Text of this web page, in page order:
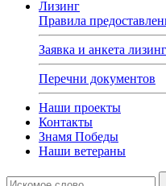
Лизинг
Правила
Заявка и анкета
Перечни документов
Наши проекты
Контакты
Знамя Победы
Наши ветераны